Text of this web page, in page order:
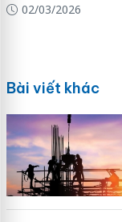
02/03/2026
Bài viết khác